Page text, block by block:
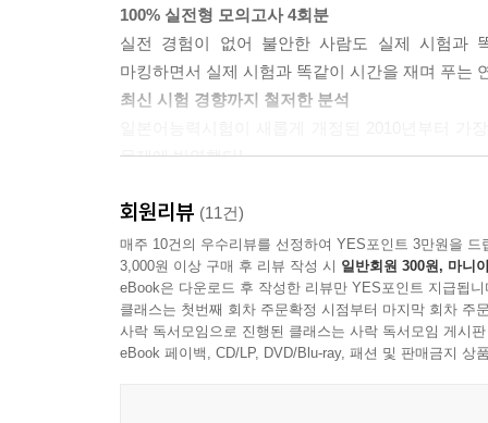
100% 실전형 모의고사 4회분
실전 경험이 없어 불안한 사람도 실제 시험과
마킹하면서 실제 시험과 똑같이 시간을 재며 푸는
최신 시험 경향까지 철저한 분석
문제에 반영했다!
오답의 이유까지 꼼꼼하게 분석한 상세한 해설은
★ 이 책의 특징
1. 기본서로 이론만 익히면 끝? 실전에는 실전 연
일본어능력시험의 기본은 문제 유형을 익히고 주
회원리뷰 (11건)
매주 10건의 우수리뷰를 선정하여 YES포인트 3만원을 드
3,000원 이상 구매 후 리뷰 작성 시 일반회원 300원, 마니
eBook은 다운로드 후 작성한 리뷰만 YES포인트 지급됩니
클래스는 첫번째 회차 주문확정 시점부터 마지막 회차 주
사락 독서모임으로 진행된 클래스는 사락 독서모임 게시
eBook 페이백, CD/LP, DVD/Blu-ray, 패션 및 판매금지 상